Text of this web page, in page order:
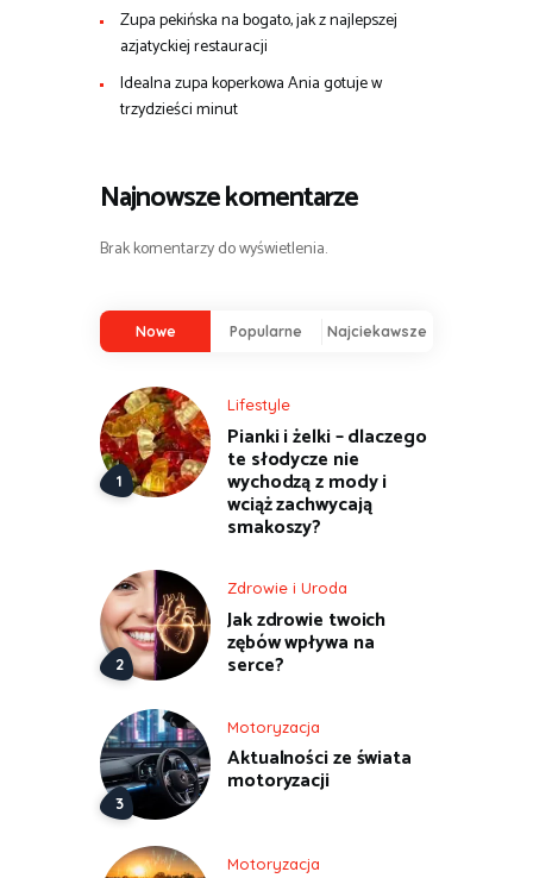
Zupa pekińska na bogato, jak z najlepszej
azjatyckiej restauracji
Idealna zupa koperkowa Ania gotuje w
trzydzieści minut
Najnowsze komentarze
Brak komentarzy do wyświetlenia.
Nowe Popularne Najciekawsze
Lifestyle
Pianki i żelki – dlaczego
te słodycze nie
wychodzą z mody i
wciąż zachwycają
smakoszy?
Zdrowie i Uroda
Jak zdrowie twoich
zębów wpływa na
serce?
Motoryzacja
Aktualności ze świata
motoryzacji
Motoryzacja